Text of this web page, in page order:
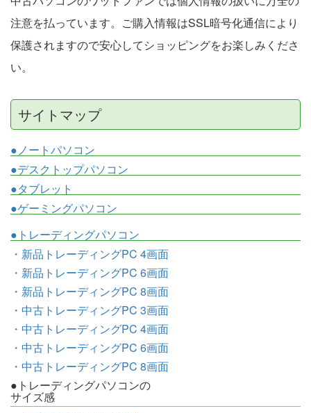
注意を払っています。ご購入情報はSSL暗号化通信により
保護されますので安心してショッピングをお楽しみくださ
い。
サイトマップ
●ノートパソコン
●デスクトップパソコン
●タブレット
●ゲーミングパソコン
●トレーディングパソコン
・新品トレーディングPC 4画面
・新品トレーディングPC 6画面
・新品トレーディングPC 8画面
・中古トレーディングPC 3画面
・中古トレーディングPC 4画面
・中古トレーディングPC 6画面
・中古トレーディングPC 8画面
●トレーディングパソコンの
サイズ感